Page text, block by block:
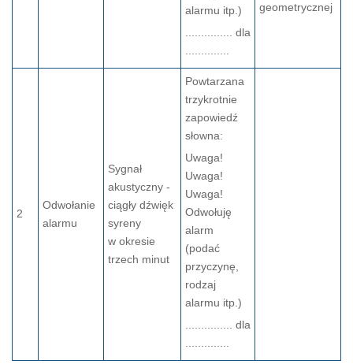
alarmu itp.)
............... dla
geometrycznej
2
Odwołanie
alarmu
Sygnał
akustyczny -
ciągły dźwięk
syreny
w okresie
trzech minut
Powtarzana
trzykrotnie
zapowiedź
słowna:
Uwaga!
Uwaga!
Uwaga!
Odwołuję
alarm
(podać
przyczynę,
rodzaj
alarmu itp.)
............... dla